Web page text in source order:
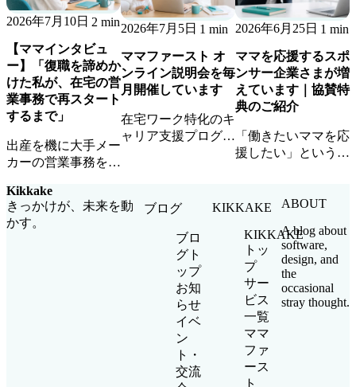
ネスのきっかけが生
まれました。
2026年7月10日 2 min
【ママインタビュ
ー】「復職を諦めか
けた私が、在宅の営
業事務で再スタート
するまで」
出産を機に大手メー
カーの営業事務を退
ファーストとの出会
いから、在宅ワーク
で企業チームの一員
2026年7月5日 1 min
ママファースト オ
ンライン説明会を毎
月開催しています
在宅ワーク特化のキ
ャリア支援プログラ
参加無料・顔出し不
OKです。
2026年6月25日 1 min
ママを応援するスポ
ンサー企業さまが増
えています｜協賛特
典のご紹介
「働きたいママを応
援したい」という想
が増えています。ロ
加・ママ人材優先ア
サインなど協賛特典
をご紹介します。
Kikkake
きっかけが、未来を動
かす。
ブログ
ブロ
グト
ップ
お知
らせ
イベ
ン
ト・
交流
KIKKAKE
KIKKAKE
トッ
プ
サー
ビス
一覧
ママ
ファ
ース
ト
ABOUT
A blog about
software,
design, and
the
occasional
stray thought.